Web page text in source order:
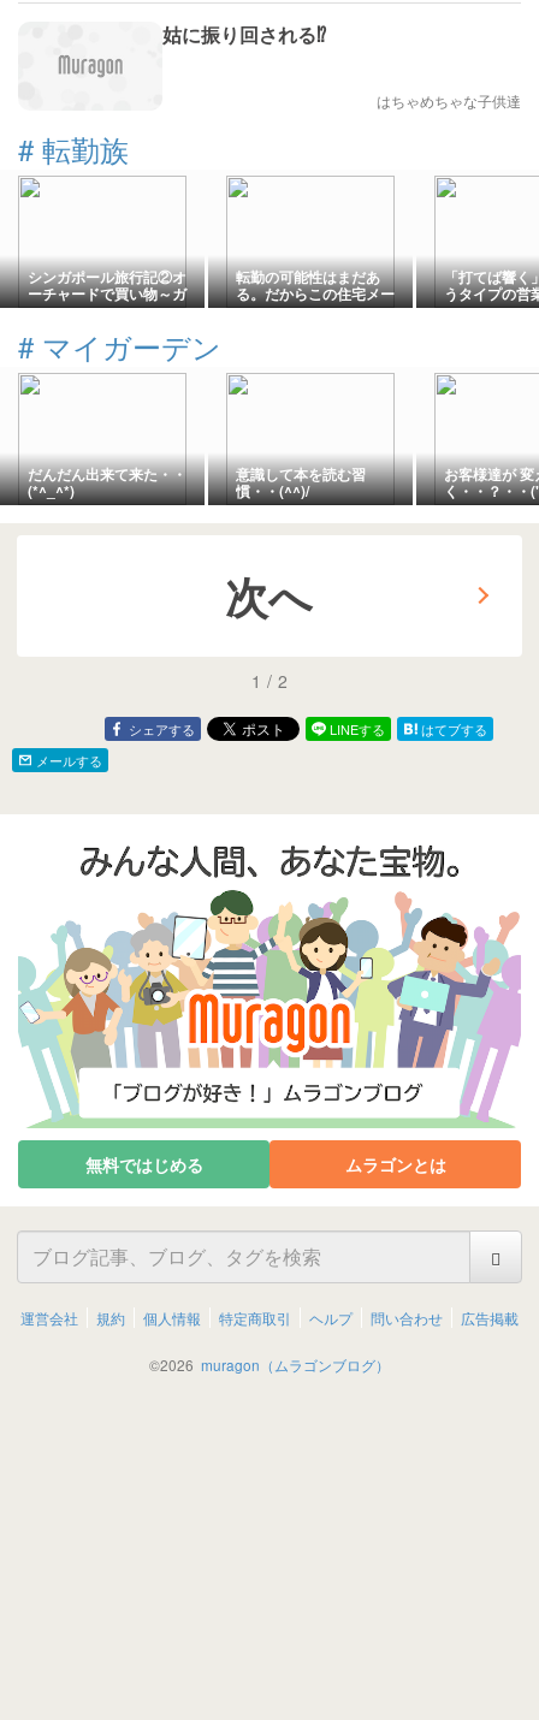
姑に振り回される⁉️
はちゃめちゃな子供達
# 転勤族
シンガポール旅行記②オ
ーチャードで買い物～ガ
ーデンズ・バイ・ザ・ベ
へ
転勤の可能性はまだあ
る。だからこの住宅メー
カーがよかった。
「打てば響く
うタイプの営
たち夫婦は好
# マイガーデン
だんだん出来て来た・・
(*^_^*)
意識して本を読む習
慣・・(^^)/
お客様達が 変
く・・？・
次へ
1 / 2
シェアする LINEする
はてブする
メールする
無料ではじめる ムラゴンとは
運営会社 規約 個人情報 特定商取引 ヘルプ 問い合わせ 広告掲載
©2026 muragon（ムラゴンブログ）